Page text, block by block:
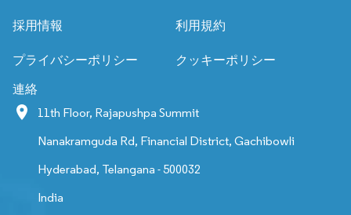
採用情報 利用規約
プライバシーポリシー クッキーポリシー
連絡
11th Floor, Rajapushpa Summit
Nanakramguda Rd, Financial District, Gachibowli
Hyderabad, Telangana - 500032
India